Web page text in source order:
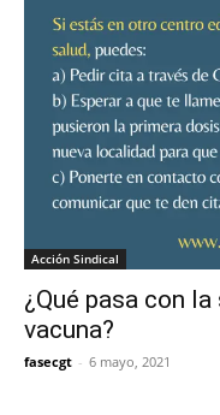
Acción Sindical
¿Qué pasa con
vacuna?
fasecgt - 6 mayo, 2021